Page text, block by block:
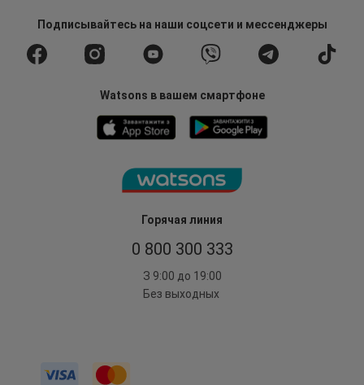
Горячая линия
0 800 300 333
З 9:00 до 19:00
Без выходных
Подписывайтесьна наши соцсети и мессенджеры
Watsons в вашем смартфоне